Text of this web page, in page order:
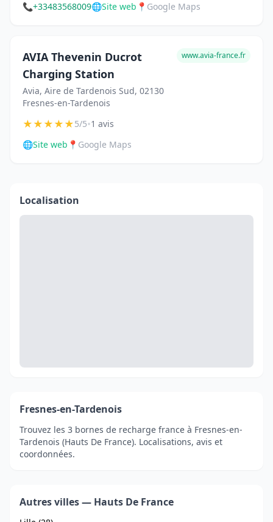
📞+33483568009🌐Site web 📍 Google Maps
AVIA Thevenin Ducrot
Charging Station
Avia, Aire de Tardenois Sud, 02130
Fresnes-en-Tardenois
www.avia-france.fr
★★★★★5/5•1 avis
🌐Site web 📍 Google Maps
Localisation
Fresnes-en-Tardenois
Trouvez les 3 bornes de recharge france à Fresnes-en-
Tardenois (Hauts De France). Localisations, avis et
coordonnées.
Autres villes — Hauts De France